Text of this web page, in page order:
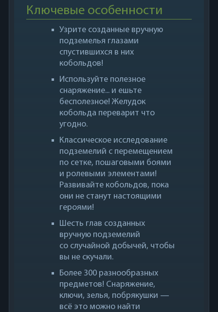
Ключевые особенности
Узрите созданные вручную
подземелья глазами
спустившихся в них
кобольдов!
Используйте полезное
снаряжение... и ешьте
бесполезное! Желудок
кобольда переварит что
угодно.
Классическое исследование
подземелий с перемещением
по сетке, пошаговыми боями
и ролевыми элементами!
Развивайте кобольдов, пока
они не станут настоящими
героями!
Шесть глав созданных
вручную подземелий
со случайной добычей, чтобы
вы не скучали.
Более 300 разнообразных
предметов! Снаряжение,
ключи, зелья, побрякушки —
всё это можно найти